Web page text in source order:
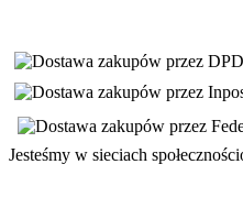
Jesteśmy w sieciach